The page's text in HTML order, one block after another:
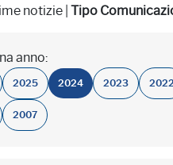
notizie | Tipo
anno:
2025 2024 2023 2022
2007